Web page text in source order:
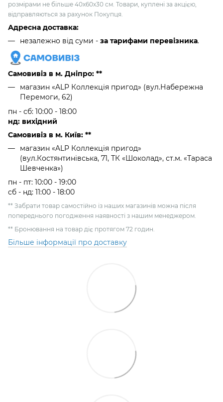
розмірами не більше 40х60х30 см. Товари, куплені за акцією,
відправляються за рахунок Покупця.
Адресна доставка:
незалежно від суми - за тарифами перевізника.
Самовивіз в м. Дніпро: **
магазин «ALP Коллекція пригод» (вул.Набережна
Перемоги, 62)
пн - сб: 10:00 - 18:00
нд: вихідний
Самовивіз в м. Київ: **
магазин «ALP Коллекція пригод»
(вул.Костянтинівська, 71, ТК «Шоколад», ст.м. «Тараса
Шевченка»)
пн - пт: 10:00 - 19:00
сб - нд: 11:00 - 18:00
** Забрати товар самостійно із наших магазинів можна після
попереднього погодження наявності з нашим менеджером.
** Бронювання на товар діє протягом 72 годин.
Більше інформації про доставку